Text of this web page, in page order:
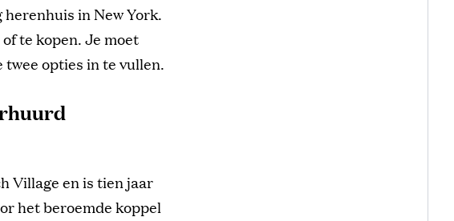
in New York.
te kopen. Je moet
twee opties in te vullen.
Village en is tien jaar
het beroemde koppel